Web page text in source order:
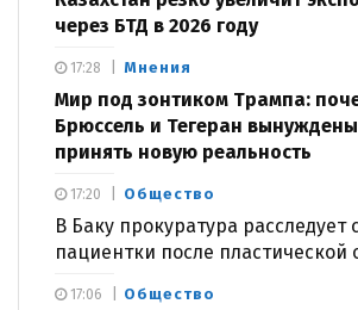
через БТД в 2026 году
Мнения
Мир под зонтиком Трампа:
Брюссель и Тегеран
принять новую реальность
17:28
Общество
В Баку прокуратура расследует
пациентки после пластической
17:20
Общество
17:06